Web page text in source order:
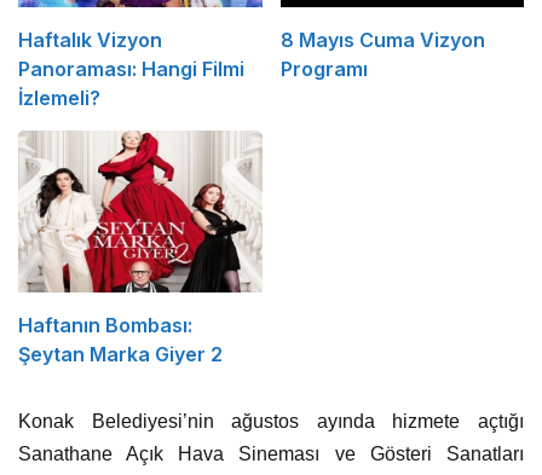
Haftalık Vizyon
Panoraması: Hangi Filmi
İzlemeli?
8 Mayıs Cuma Vizyon
Programı
Haftanın Bombası:
Şeytan Marka Giyer 2
Konak Belediyesi’nin ağustos ayında hizmete açtığı
Sanathane Açık Hava Sineması ve Gösteri Sanatları